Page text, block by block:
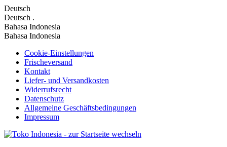
Deutsch
Deutsch .
Bahasa Indonesia
Bahasa Indonesia
Cookie-Einstellungen
Frischeversand
Kontakt
Liefer- und Versandkosten
Widerrufsrecht
Datenschutz
Allgemeine Geschäftsbedingungen
Impressum